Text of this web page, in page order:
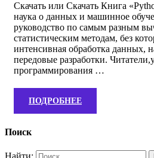
Скачать или Скачать Книга
наука о данных и машинное
руководство по самым разным
статистическим методам, без
интенсивная обработка данных,
передовые разработки.
программирования …
ПОДРОБНЕЕ
Поиск
Найти: